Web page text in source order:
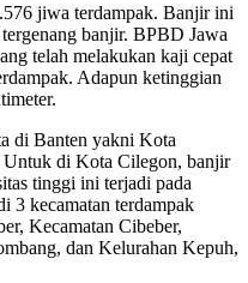
jiwa terdampak. Banjir ini
banjir. BPBD Jawa
telah melakukan kaji cepat
Adapun ketinggian
di Banten yakni Kota
Untuk di Kota Cilegon, banjir
tinggi ini terjadi pada
3 kecamatan terdampak
Kecamatan Cibeber,
dan Kelurahan Kepuh,